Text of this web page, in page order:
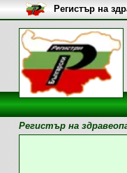
Регистър на
Регистър на